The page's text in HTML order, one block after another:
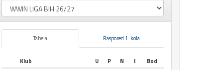
Tabela Raspored 1. kola
Klub U P N I
Bod